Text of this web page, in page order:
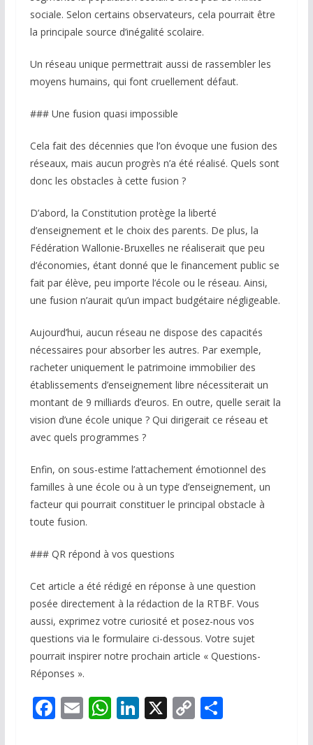
sociale. Selon certains observateurs, cela pourrait être
la principale source d’inégalité scolaire.
Un réseau unique permettrait aussi de rassembler les
moyens humains, qui font cruellement défaut.
### Une fusion quasi impossible
Cela fait des décennies que l’on évoque une fusion des
réseaux, mais aucun progrès n’a été réalisé. Quels sont
donc les obstacles à cette fusion ?
D’abord, la Constitution protège la liberté
d’enseignement et le choix des parents. De plus, la
Fédération Wallonie-Bruxelles ne réaliserait que peu
d’économies, étant donné que le financement public se
fait par élève, peu importe l’école ou le réseau. Ainsi,
une fusion n’aurait qu’un impact budgétaire négligeable.
Aujourd’hui, aucun réseau ne dispose des capacités
nécessaires pour absorber les autres. Par exemple,
racheter uniquement le patrimoine immobilier des
établissements d’enseignement libre nécessiterait un
montant de 9 milliards d’euros. En outre, quelle serait la
vision d’une école unique ? Qui dirigerait ce réseau et
avec quels programmes ?
Enfin, on sous-estime l’attachement émotionnel des
familles à une école ou à un type d’enseignement, un
facteur qui pourrait constituer le principal obstacle à
toute fusion.
### QR répond à vos questions
Cet article a été rédigé en réponse à une question
posée directement à la rédaction de la RTBF. Vous
aussi, exprimez votre curiosité et posez-nous vos
questions via le formulaire ci-dessous. Votre sujet
pourrait inspirer notre prochain article « Questions-
Réponses ».
F E W Li X C P